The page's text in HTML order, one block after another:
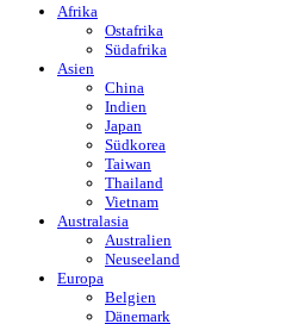
Afrika
Ostafrika
Südafrika
Asien
China
Indien
Japan
Südkorea
Taiwan
Thailand
Vietnam
Australasia
Australien
Neuseeland
Europa
Belgien
Dänemark